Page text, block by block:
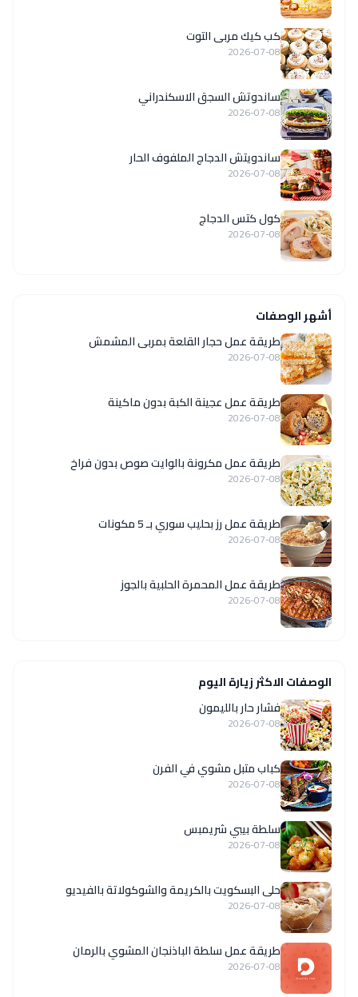
كب كيك مربى التوت
2026-07-08
ساندوتش السجق الاسكندراني
2026-07-08
ساندويتش الدجاج الملفوف الحار
2026-07-08
كول كتس الدجاج
2026-07-08
أشهر الوصفات
طريقة عمل حجار القلعة بمربى المشمش
2026-07-08
طريقة عمل عجينة الكبة بدون ماكينة
2026-07-08
طريقة عمل مكرونة بالوايت صوص بدون فراخ
2026-07-08
طريقة عمل رز بحليب سوري بـ 5 مكونات
2026-07-08
طريقة عمل المحمرة الحلبية بالجوز
2026-07-08
الوصفات الاكثر زيارة اليوم
فشار حار بالليمون
2026-07-08
كباب متبل مشوي في الفرن
2026-07-08
سلطة بيبي شريمبس
2026-07-08
حلى البسكويت بالكريمة والشوكولاتة بالفيديو
2026-07-08
طريقة عمل سلطة الباذنجان المشوي بالرمان
2026-07-08